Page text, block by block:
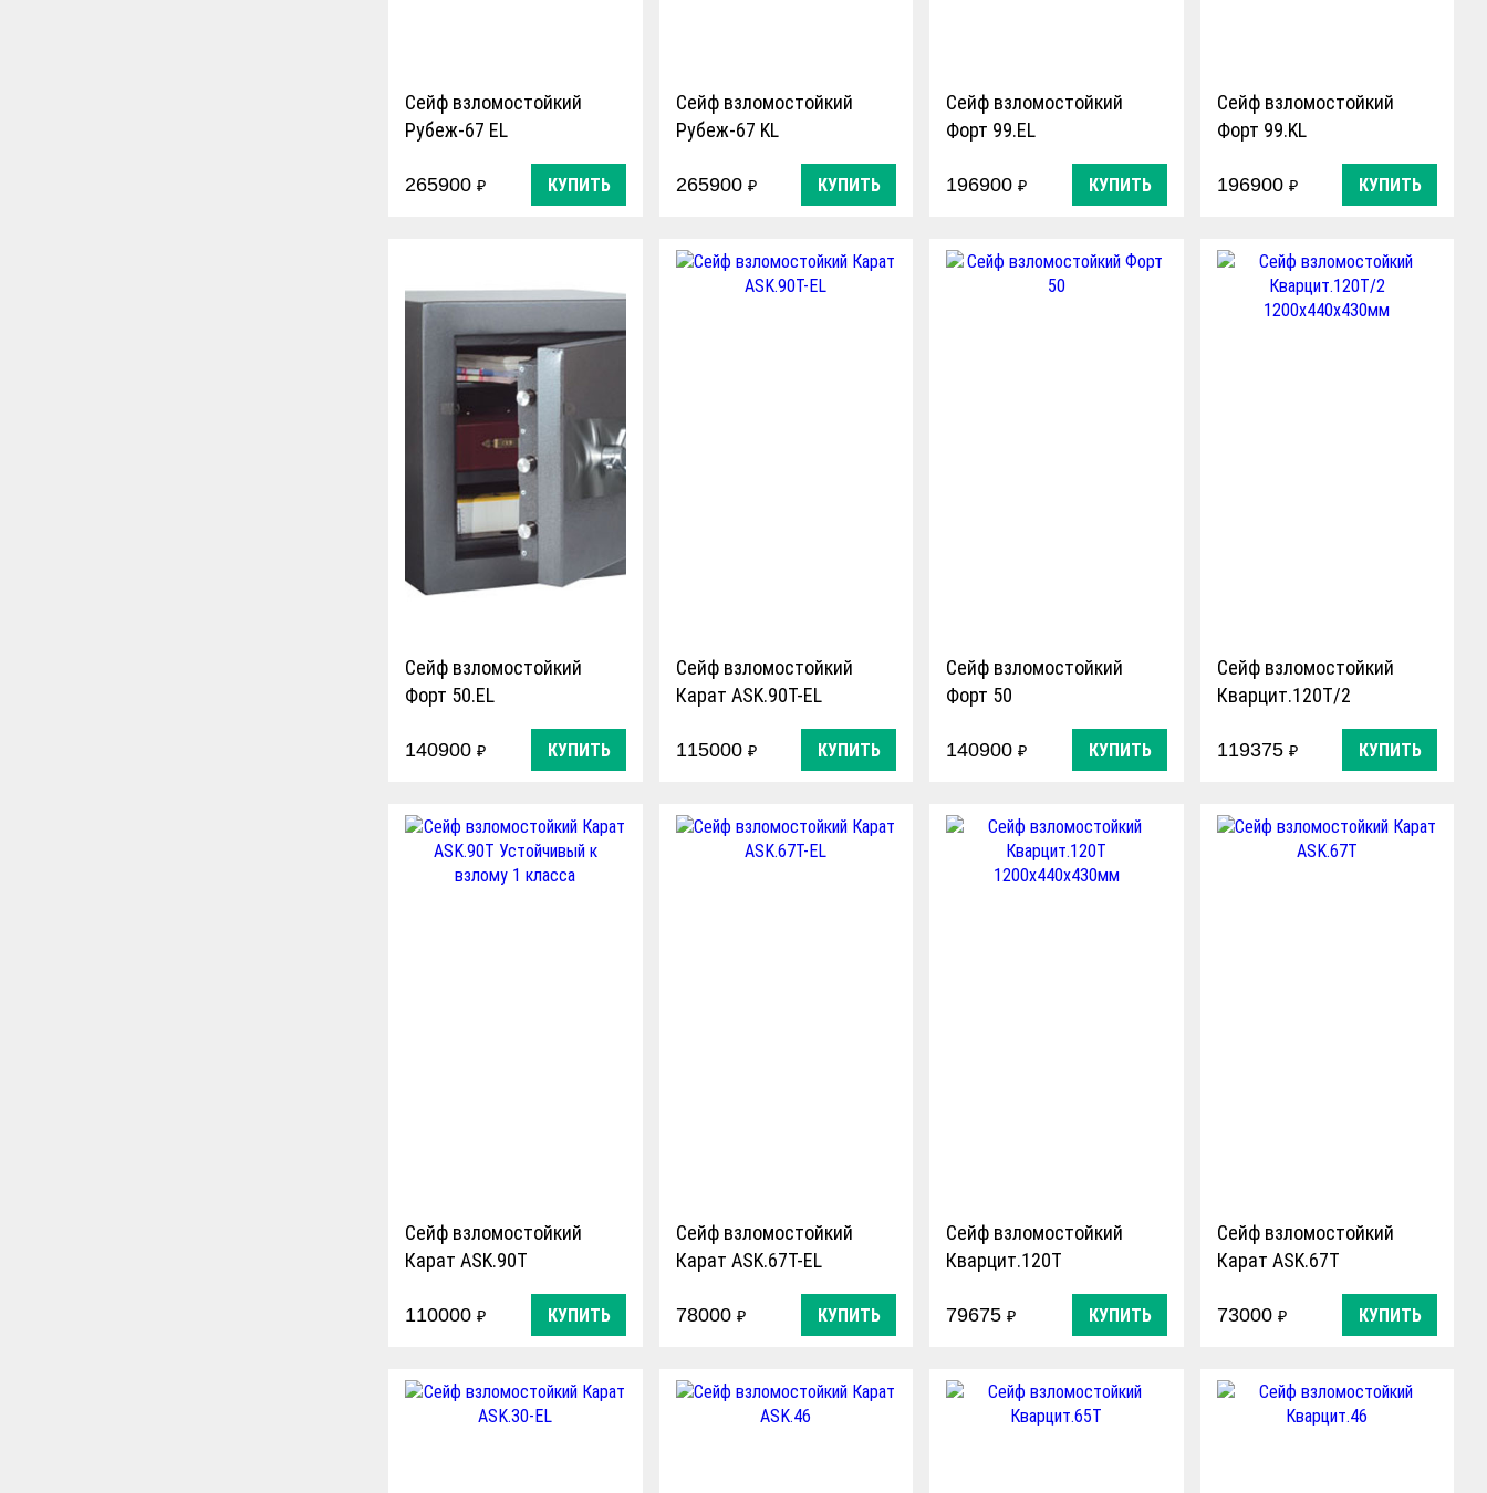
Сейф взломостойкий
Рубеж-67 EL
265900 ₽ КУПИТЬ
Сейф взломостойкий
Рубеж-67 KL
265900 ₽ КУПИТЬ
Сейф взломостойкий
Форт 99.EL
196900 ₽ КУПИТЬ
Сейф взломостойкий
Форт 99.KL
196900 ₽ КУПИТЬ
Сейф взломостойкий
Форт 50.EL
140900 ₽ КУПИТЬ
Сейф взломостойкий
Карат ASK.90T-EL
115000 ₽ КУПИТЬ
Сейф взломостойкий
Форт 50
140900 ₽ КУПИТЬ
Сейф взломостойкий
Кварцит.120Т/2
119375 ₽ КУПИТЬ
Сейф взломостойкий
Карат ASK.90T
класса
110000 ₽ КУПИТЬ
Сейф взломостойкий
Карат ASK.67T-EL
78000 ₽ КУПИТЬ
Сейф взломостойкий
Кварцит.120T
79675 ₽ КУПИТЬ
Сейф взломостойкий
Карат ASK.67T
73000 ₽ КУПИТЬ